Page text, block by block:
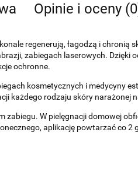
Opinie i oceny
regenerują, łagodzą i chronią
zabiegach laserowych. Dzięki
ochronne.
kosmetycznych i medycyny
każdego rodzaju skóry narażonej
W pielęgnacji domowej
aplikację powtarzać co